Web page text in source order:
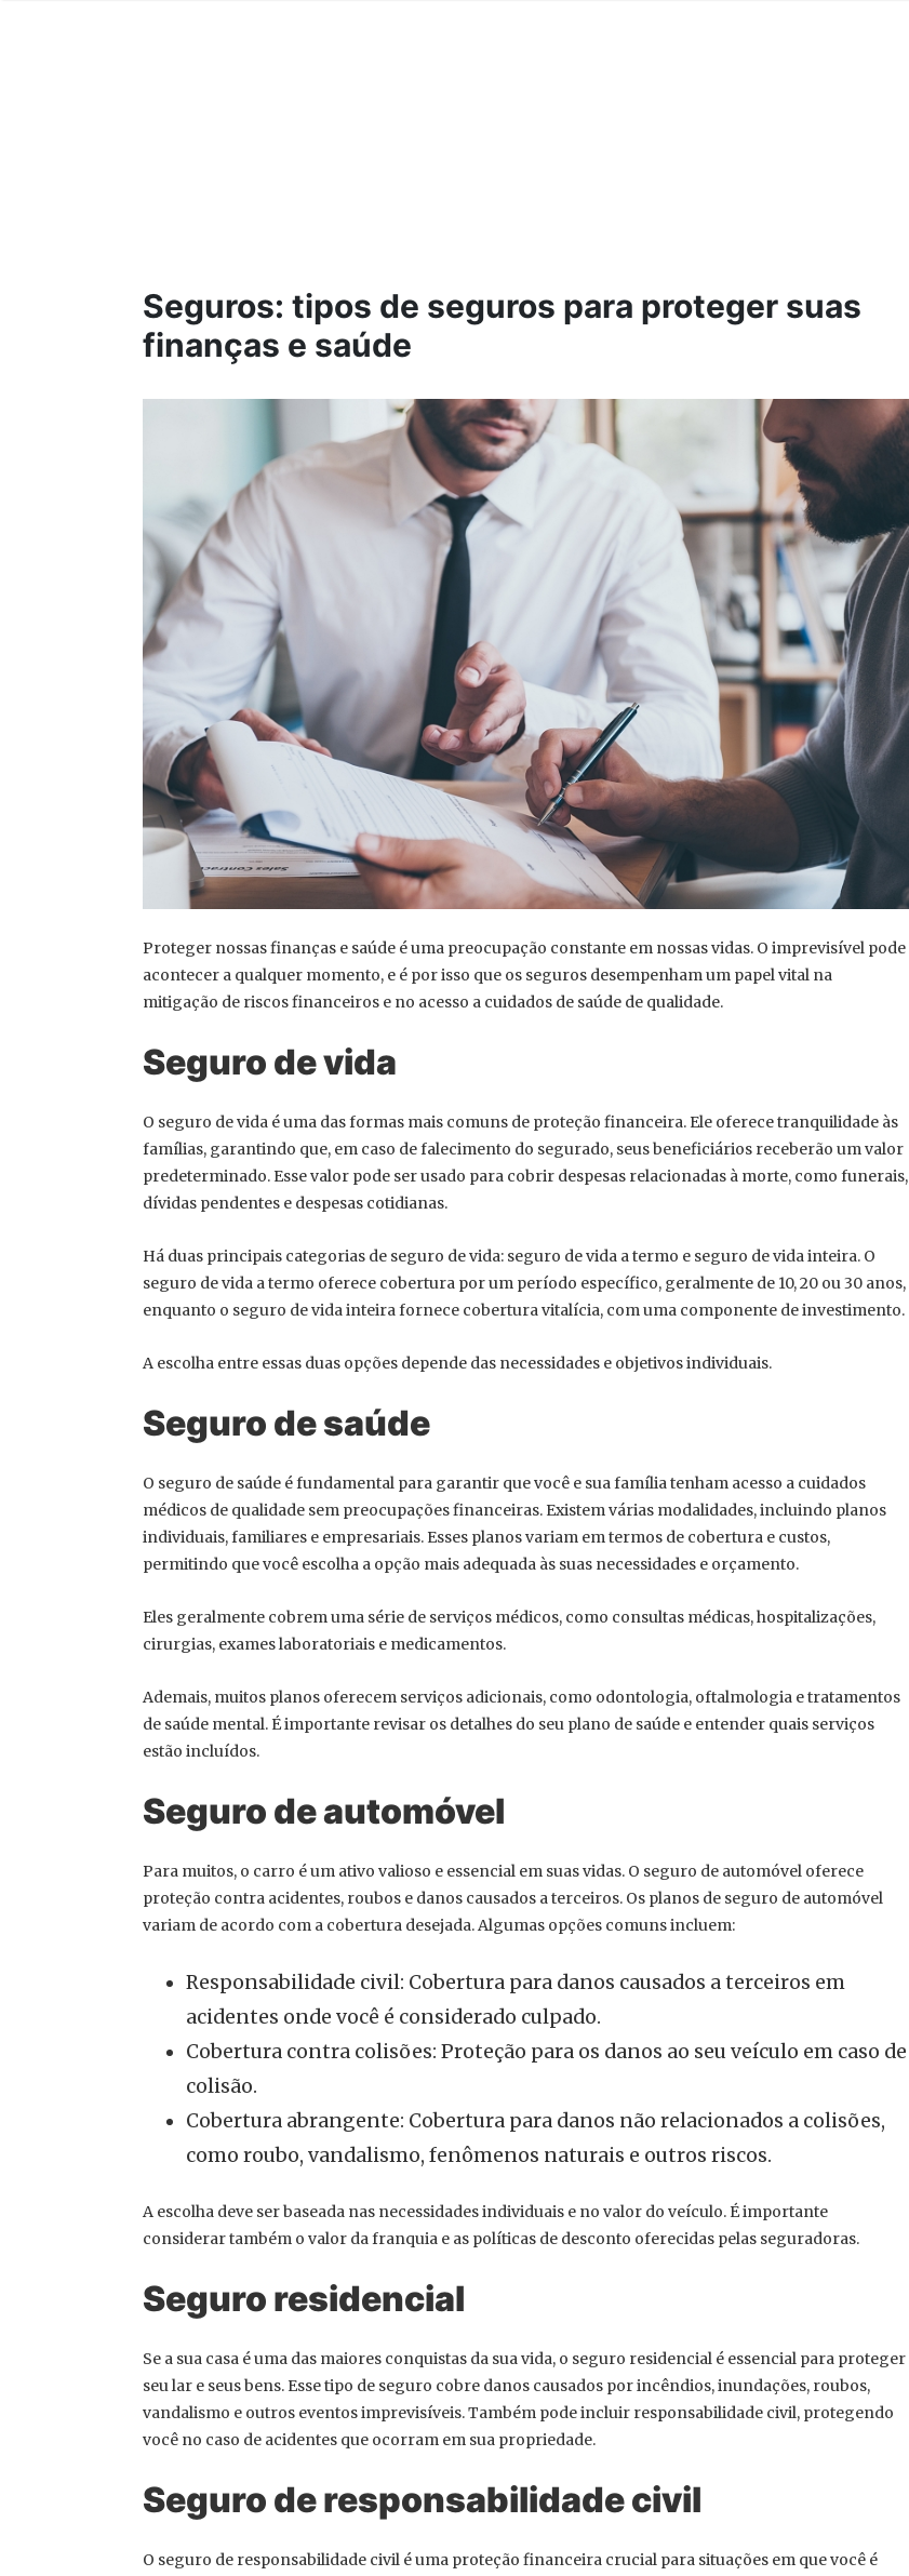
Seguros: tipos de seguros para proteger suas
finanças e saúde
Proteger nossas finanças e saúde é uma preocupação constante em nossas vidas. O imprevisível pode
acontecer a qualquer momento, e é por isso que os seguros desempenham um papel vital na
mitigação de riscos financeiros e no acesso a cuidados de saúde de qualidade.
Seguro de vida
O seguro de vida é uma das formas mais comuns de proteção financeira. Ele oferece tranquilidade às
famílias, garantindo que, em caso de falecimento do segurado, seus beneficiários receberão um valor
predeterminado. Esse valor pode ser usado para cobrir despesas relacionadas à morte, como funerais,
dívidas pendentes e despesas cotidianas.
Há duas principais categorias de seguro de vida: seguro de vida a termo e seguro de vida inteira. O
seguro de vida a termo oferece cobertura por um período específico, geralmente de 10, 20 ou 30 anos,
enquanto o seguro de vida inteira fornece cobertura vitalícia, com uma componente de investimento.
A escolha entre essas duas opções depende das necessidades e objetivos individuais.
Seguro de saúde
O seguro de saúde é fundamental para garantir que você e sua família tenham acesso a cuidados
médicos de qualidade sem preocupações financeiras. Existem várias modalidades, incluindo planos
individuais, familiares e empresariais. Esses planos variam em termos de cobertura e custos,
permitindo que você escolha a opção mais adequada às suas necessidades e orçamento.
Eles geralmente cobrem uma série de serviços médicos, como consultas médicas, hospitalizações,
cirurgias, exames laboratoriais e medicamentos.
Ademais, muitos planos oferecem serviços adicionais, como odontologia, oftalmologia e tratamentos
de saúde mental. É importante revisar os detalhes do seu plano de saúde e entender quais serviços
estão incluídos.
Seguro de automóvel
Para muitos, o carro é um ativo valioso e essencial em suas vidas. O seguro de automóvel oferece
proteção contra acidentes, roubos e danos causados a terceiros. Os planos de seguro de automóvel
variam de acordo com a cobertura desejada. Algumas opções comuns incluem:
Responsabilidade civil: Cobertura para danos causados a terceiros em
acidentes onde você é considerado culpado.
Cobertura contra colisões: Proteção para os danos ao seu veículo em caso de
colisão.
Cobertura abrangente: Cobertura para danos não relacionados a colisões,
como roubo, vandalismo, fenômenos naturais e outros riscos.
A escolha deve ser baseada nas necessidades individuais e no valor do veículo. É importante
considerar também o valor da franquia e as políticas de desconto oferecidas pelas seguradoras.
Seguro residencial
Se a sua casa é uma das maiores conquistas da sua vida, o seguro residencial é essencial para proteger
seu lar e seus bens. Esse tipo de seguro cobre danos causados por incêndios, inundações, roubos,
vandalismo e outros eventos imprevisíveis. Também pode incluir responsabilidade civil, protegendo
você no caso de acidentes que ocorram em sua propriedade.
Seguro de responsabilidade civil
O seguro de responsabilidade civil é uma proteção financeira crucial para situações em que você é